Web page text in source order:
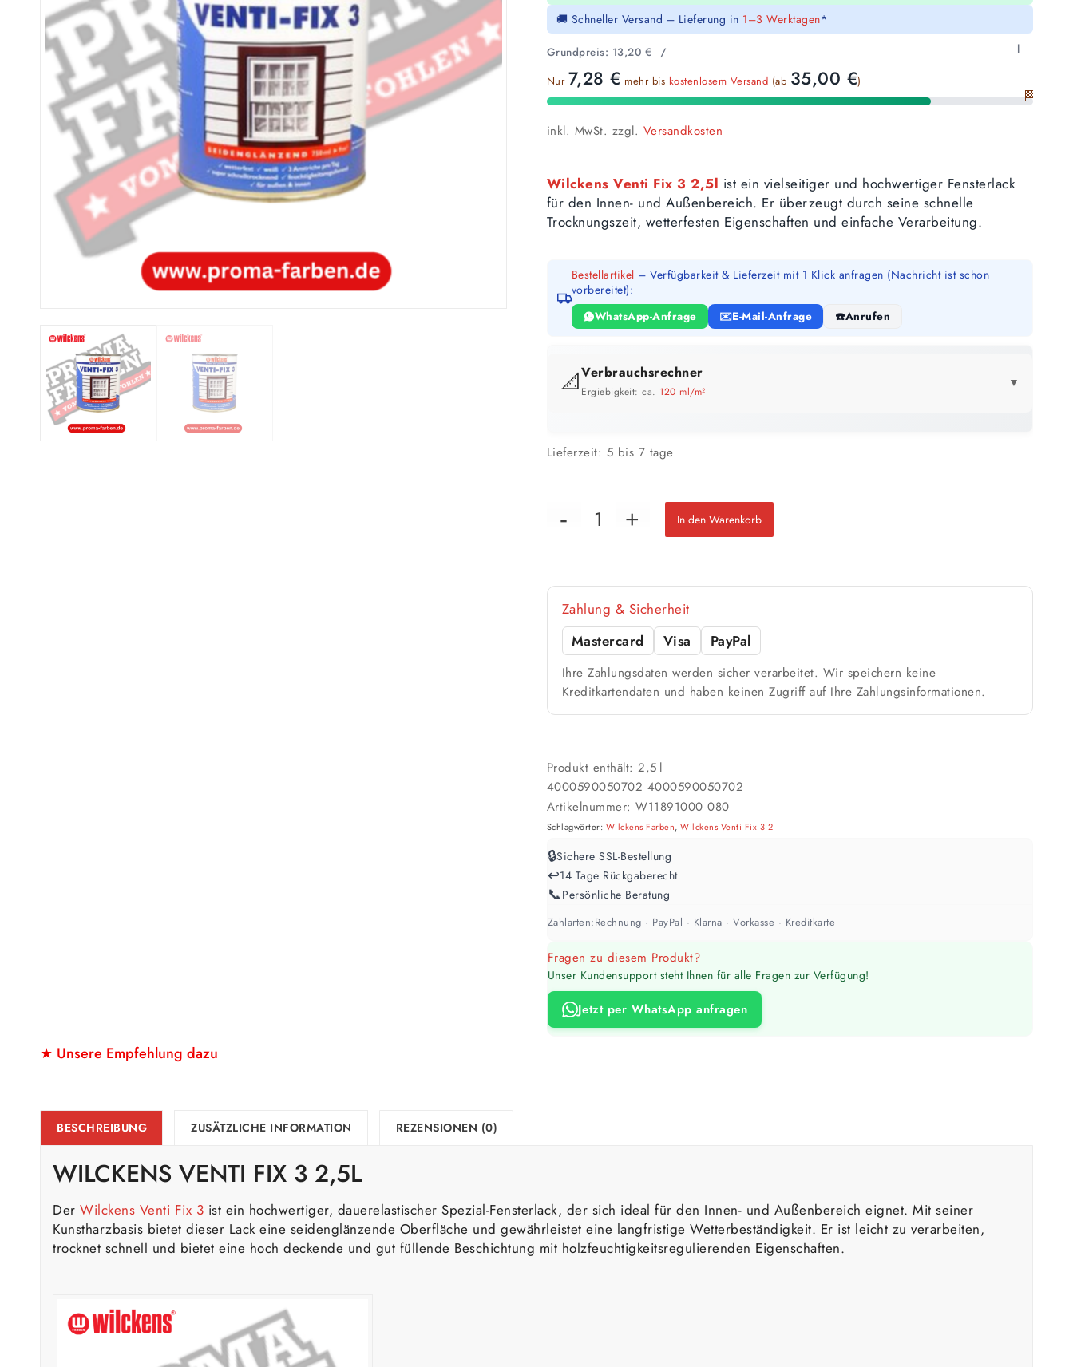
🚚 Schneller Versand – Lieferung in 1–3 Werktagen*
Grundpreis: 13,20 € / l
Nur 7,28€ mehr bis kostenlosem Versand (ab 35,00 €)
🏁
inkl. MwSt. zzgl. Versandkosten
Wilckens Venti Fix 3 2,5l ist ein vielseitiger und hochwertiger Fensterlack
für den Innen- und Außenbereich. Er überzeugt durch seine schnelle
Trocknungszeit, wetterfesten Eigenschaften und einfache Verarbeitung.
Bestellartikel – Verfügbarkeit & Lieferzeit mit 1 Klick anfragen (Nachricht ist schon
vorbereitet):
WhatsApp-Anfrage E-Mail-Anfrage Anrufen
📐Verbrauchsrechner
Ergiebigkeit: ca. 120 ml/m²
▼
1 Anstrich
bis ca.
🎨 Jetziger Zustand
Farbig / dunkel
2 Anstriche empfohlen
Weiß / hell
1 Anstrich reicht meist
Werte sind Richtwerte und können je nach Untergrund und Werkzeug abweichen. Für 10 % Reserve wird automatisch
Lieferzeit: 5 bis 7 tage
In den Warenkorb
Zahlung & Sicherheit
Mastercard
Visa PayPal
Ihre Zahlungsdaten werden sicher verarbeitet. Wir speichern keine
Kreditkartendaten und haben keinen Zugriff auf Ihre Zahlungsinformationen.
Produkt enthält: 2,5 l
4000590050702 4000590050702
Artikelnummer:W11891000 080
Schlagwörter: Wilckens Farben,Wilckens Venti Fix 3 2
🔒Sichere SSL-Bestellung
↩️14 Tage Rückgaberecht
📞Persönliche Beratung
Zahlarten:Rechnung · PayPal · Klarna · Vorkasse · Kreditkarte
Fragen zu diesem Produkt?
Unser Kundensupport steht Ihnen für alle Fragen zur Verfügung!
Jetzt per WhatsApp anfragen
★ Unsere Empfehlung dazu
BESCHREIBUNG ZUSÄTZLICHE INFORMATION REZENSIONEN (0)
WILCKENS VENTI FIX 3 2,5L
Der Wilckens Venti Fix 3 ist ein hochwertiger, dauerelastischer Spezial-Fensterlack, der sich ideal für den Innen- und Außenbereich eignet. Mit seiner
Kunstharzbasis bietet dieser Lack eine seidenglänzende Oberfläche und gewährleistet eine langfristige Wetterbeständigkeit. Er ist leicht zu verarbeiten,
trocknet schnell und bietet eine hoch deckende und gut füllende Beschichtung mit holzfeuchtigkeitsregulierenden Eigenschaften.